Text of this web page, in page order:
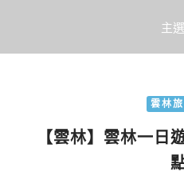
主
雲林
【雲林】雲林一日